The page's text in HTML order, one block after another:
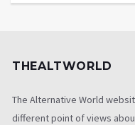
THEALTWORLD
The Alternative World
different point of views